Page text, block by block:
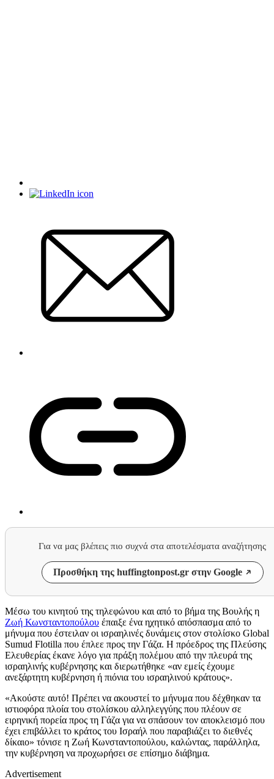
Για να μας βλέπεις πιο συχνά στα αποτελέσματα αναζήτησης
Προσθήκη της huffingtonpost.gr στην Google
Μέσω του κινητού της τηλεφώνου και από το βήμα της Βουλής η
Ζωή Κωνσταντοπούλου έπαιξε ένα ηχητικό απόσπασμα από το
μήνυμα που έστειλαν οι ισραηλινές δυνάμεις στον στολίσκο Global
Sumud Flotilla που έπλεε προς την Γάζα. Η πρόεδρος της Πλεύσης
Ελευθερίας έκανε λόγο για πράξη πολέμου από την πλευρά της
ισραηλινής κυβέρνησης και διερωτήθηκε «αν εμείς έχουμε
ανεξάρτητη κυβέρνηση ή πιόνια του ισραηλινού κράτους».
«Ακούστε αυτό! Πρέπει να ακουστεί το μήνυμα που δέχθηκαν τα
ιστιοφόρα πλοία του στολίσκου αλληλεγγύης που πλέουν σε
ειρηνική πορεία προς τη Γάζα για να σπάσουν τον αποκλεισμό που
έχει επιβάλλει το κράτος του Ισραήλ που παραβιάζει το διεθνές
δίκαιο» τόνισε η Ζωή Κωνσταντοπούλου, καλώντας, παράλληλα,
την κυβέρνηση να προχωρήσει σε επίσημο διάβημα.
Advertisement